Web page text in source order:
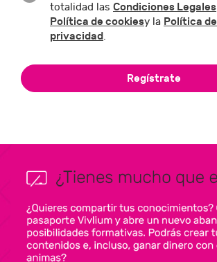
totalidad las Condiciones Legales
Política de cookiesy la Política de
privacidad.